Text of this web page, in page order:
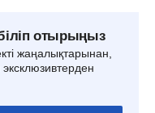
отырыңыз
жаңалықтарынан,